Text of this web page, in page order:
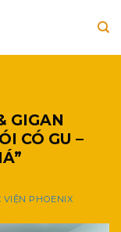
GIGAN
CÓ GU –
VIỆN PHOENIX